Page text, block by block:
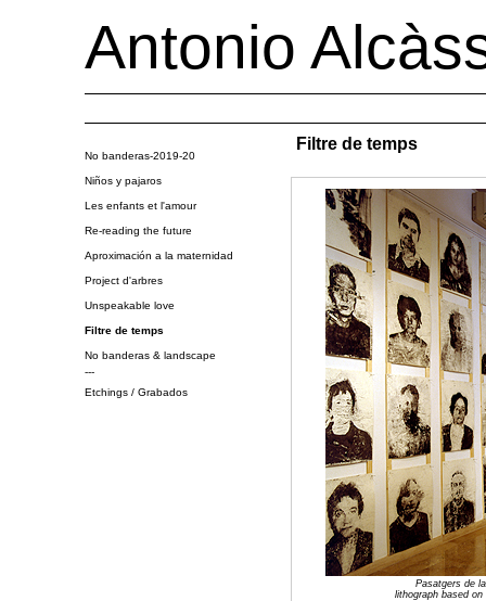
Antonio
Home Works Bio CV
No banderas-2019-20
Niños y pajaros
Les enfants et l'amour
Re-reading the future
Aproximación a la maternidad
Project d'arbres
Unspeakable love
Filtre de temps
No banderas & landscape
---
Etchings / Grabados
Filtre de temps
Pasatgers de
lithograph based